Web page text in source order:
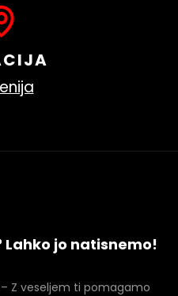
Lahko jo natisnemo!
– Z veseljem ti pomagamo